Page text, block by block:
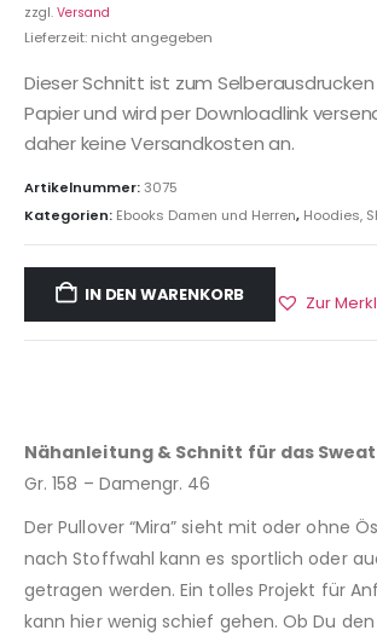
zzgl. Versand
Lieferzeit: nicht angegeben
Dieser Schnitt ist zum Selberausdrucken
Papier und wird per Downloadlink
daher keine Versandkosten an.
Artikelnummer:3075
Kategorien: Ebooks Damen und Herren, Hoodies,
IN DEN WARENKORB Zur
Nähanleitung & Schnitt für das
Gr. 158 – Damengr. 46
Der Pullover “Mira” sieht mit oder ohne
nach Stoffwahl kann es sportlich oder
getragen werden. Ein tolles Projekt für
kann hier wenig schief gehen. Ob Du